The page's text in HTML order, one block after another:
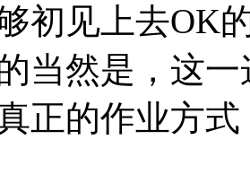
初见上去OK
当然是，这
正的作业方